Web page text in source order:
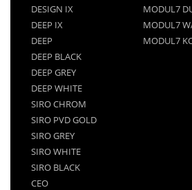
DESIGN IX
DEEP IX
DEEP
DEEP BLACK
DEEP GREY
DEEP WHITE
SIRO CHROM
SIRO PVD GOLD
SIRO GREY
SIRO WHITE
SIRO BLACK
CEO
MODUL7
MODUL7
MODUL7